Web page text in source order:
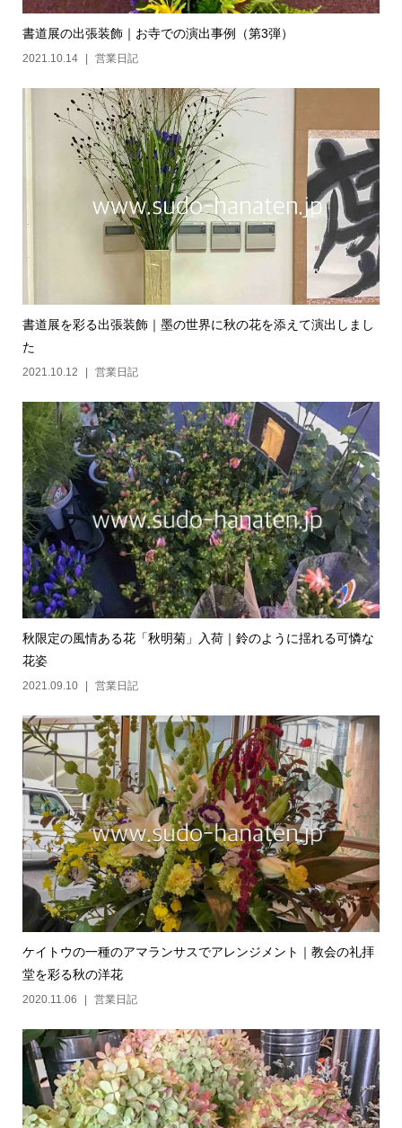
書道展の出張装飾｜お寺での演出事例（第3弾）
2021.10.14 営業日記
書道展を彩る出張装飾｜墨の世界に秋の花を添えて演出しまし
た
2021.10.12 営業日記
秋限定の風情ある花「秋明菊」入荷｜鈴のように揺れる可憐な
花姿
2021.09.10 営業日記
ケイトウの一種のアマランサスでアレンジメント｜教会の礼拝
堂を彩る秋の洋花
2020.11.06 営業日記